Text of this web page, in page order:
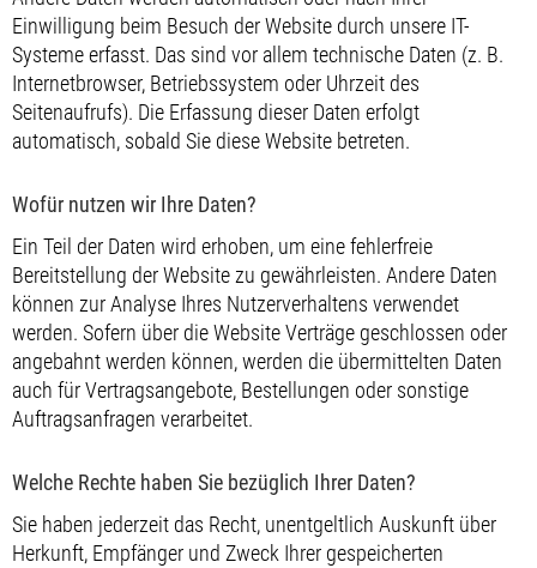
Einwilligung beim Besuch der Website durch unsere IT-
Systeme erfasst. Das sind vor allem technische Daten (z. B.
Internetbrowser, Betriebssystem oder Uhrzeit des
Seitenaufrufs). Die Erfassung dieser Daten erfolgt
automatisch, sobald Sie diese Website betreten.
Wofür nutzen wir Ihre Daten?
Ein Teil der Daten wird erhoben, um eine fehlerfreie
Bereitstellung der Website zu gewährleisten. Andere Daten
können zur Analyse Ihres Nutzerverhaltens verwendet
werden. Sofern über die Website Verträge geschlossen oder
angebahnt werden können, werden die übermittelten Daten
auch für Vertragsangebote, Bestellungen oder sonstige
Auftragsanfragen verarbeitet.
Welche Rechte haben Sie bezüglich Ihrer Daten?
Sie haben jederzeit das Recht, unentgeltlich Auskunft über
Herkunft, Empfänger und Zweck Ihrer gespeicherten